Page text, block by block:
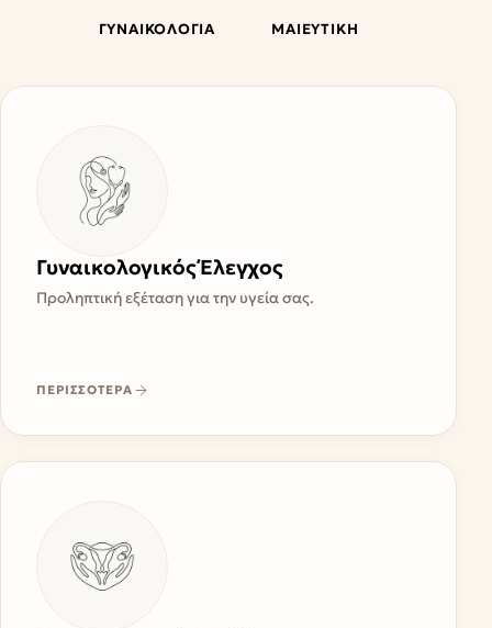
ΓΥΝΑΙΚΟΛΟΓΙΑ ΜΑΙΕΥΤΙΚΗ
Γυναικολογικός Έλεγχος
Προληπτική εξέταση για την υγεία σας.
ΠΕΡΙΣΣΟΤΕΡΑ